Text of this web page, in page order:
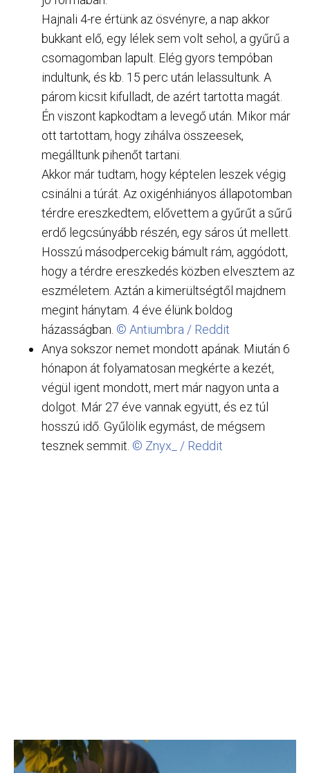
Hajnali 4-re értünk az ösvényre, a nap akkor
bukkant elő, egy lélek sem volt sehol, a gyűrű a
csomagomban lapult. Elég gyors tempóban
indultunk, és kb. 15 perc után lelassultunk. A
párom kicsit kifulladt, de azért tartotta magát.
Én viszont kapkodtam a levegő után. Mikor már
ott tartottam, hogy zihálva összeesek,
megálltunk pihenőt tartani.
Akkor már tudtam, hogy képtelen leszek végig
csinálni a túrát. Az oxigénhiányos állapotomban
térdre ereszkedtem, elővettem a gyűrűt a sűrű
erdő legcsúnyább részén, egy sáros út mellett.
Hosszú másodpercekig bámult rám, aggódott,
hogy a térdre ereszkedés közben elvesztem az
eszméletem. Aztán a kimerültségtől majdnem
megint hánytam. 4 éve élünk boldog
házasságban. © Antiumbra / Reddit
Anya sokszor nemet mondott apának. Miután 6
hónapon át folyamatosan megkérte a kezét,
végül igent mondott, mert már nagyon unta a
dolgot. Már 27 éve vannak együtt, és ez túl
hosszú idő. Gyűlölik egymást, de mégsem
tesznek semmit. © Znyx_ / Reddit